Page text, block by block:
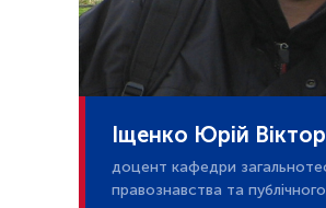
Іщенко Юрій
доцент кафедри
правознавства та